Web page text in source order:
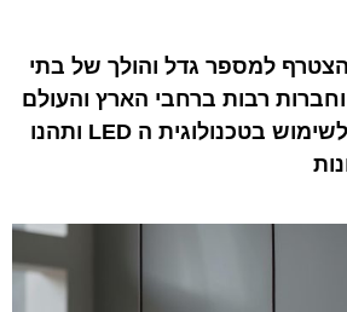
למספר גדל והולך של בתי
רבות ברחבי הארץ והעולם
בטכנולוגית ה
ותהנו